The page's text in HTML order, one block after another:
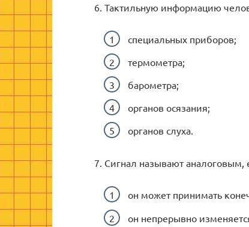
6. Тактильную информацию
специальных приборов;
термометра;
барометра;
органов осязания;
органов слуха.
7. Сигнал называют аналоговым,
он может принимать
он непрерывно